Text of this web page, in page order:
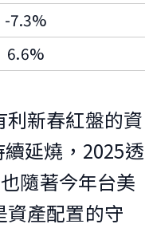
-7.3%
6.6%
新春紅盤的資
延燒，2025透
隨著今年台美
產配置的守